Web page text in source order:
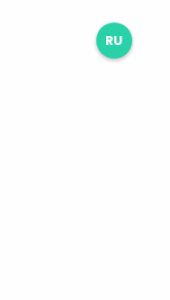
RU